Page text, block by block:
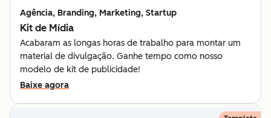
Agência, Branding, Marketing, Startup
Kit de Mídia
Acabaram as longas horas de trabalho para montar um
material de divulgação. Ganhe tempo como nosso
modelo de kit de publicidade!
Baixe agora